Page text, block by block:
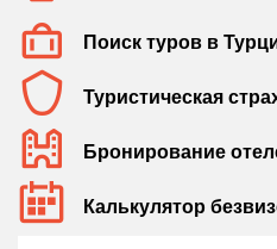
Поиск туров в
Туристическая
Бронирование
Калькулятор